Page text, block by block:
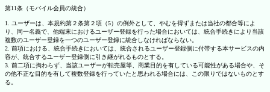
第11条（モバイル会員の統合）
1. ユーザーは、本規約第２条第２項（5）の例外として、やむを得ずまたは当社の都合等によ
り、同一名義で、他端末におけるユーザー登録を行った場合においては、統合手続きにより当該
複数のユーザー登録を一つのユーザー登録に統合しなければならない。
2. 前項における、統合手続きにおいては、統合されるユーザー登録側に付帯する本サービスの内
容が、統合するユーザー登録側に引き継がれるものとする。
3. 前二項に拘わらず、当該ユーザーが転売屋等、商業目的を有している可能性がある場合や、そ
の他不正な目的を有して複数登録を行っていたと思われる場合には、この限りではないものとす
る。